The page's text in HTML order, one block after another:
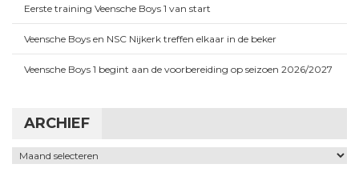
Eerste training Veensche Boys 1 van start
Veensche Boys en NSC Nijkerk treffen elkaar in de beker
Veensche Boys 1 begint aan de voorbereiding op seizoen 2026/2027
ARCHIEF
Archief